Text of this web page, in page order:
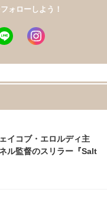
ォローしよう！
イコブ・エロルディ主
ル監督のスリラー『Salt